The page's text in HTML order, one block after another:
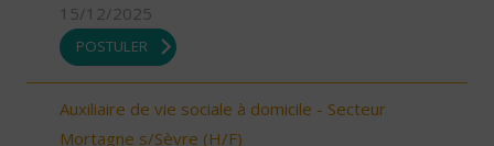
15/12/2025
POSTULER
Auxiliaire de vie sociale à domicile - Secteur
Mortagne s/Sèvre (H/F)